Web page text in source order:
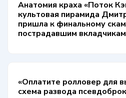
Анатомия краха «Поток
культовая пирамида
пришла к финальному
пострадавшим вкладчикам
«Оплатите ролловер для
схема развода